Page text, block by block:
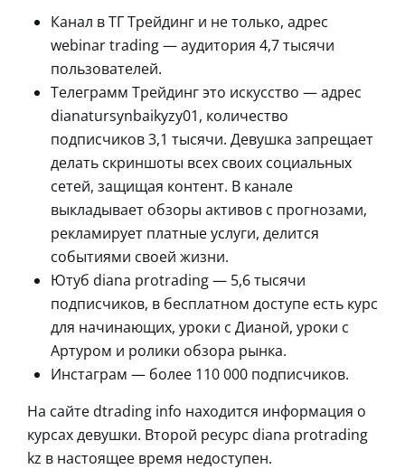
Канал в ТГ Трейдинг и не только, адрес
webinar trading — аудитория 4,7 тысячи
пользователей.
Телеграмм Трейдинг это искусство — адрес
dianatursynbaikyzy01, количество
подписчиков 3,1 тысячи. Девушка запрещает
делать скриншоты всех своих социальных
сетей, защищая контент. В канале
выкладывает обзоры активов с прогнозами,
рекламирует платные услуги, делится
событиями своей жизни.
Ютуб diana protrading — 5,6 тысячи
подписчиков, в бесплатном доступе есть курс
для начинающих, уроки с Дианой, уроки с
Артуром и ролики обзора рынка.
Инстаграм — более 110 000 подписчиков.
На сайте dtrading info находится информация о
курсах девушки. Второй ресурс diana protrading
kz в настоящее время недоступен.